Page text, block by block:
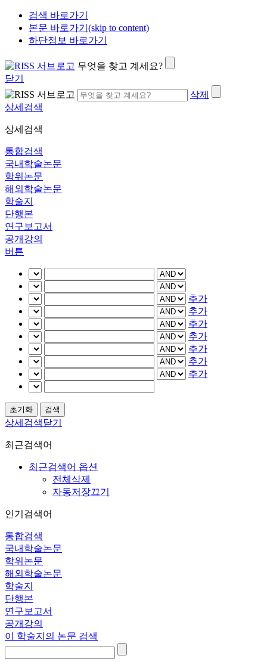
검색 바로가기
본문 바로가기(skip to content)
하단정보 바로가기
무엇을 찾고 계세요?
닫기
삭제
상세검색
상세검색
통합검색
국내학술논문
학위논문
해외학술논문
학술지
단행본
연구보고서
공개강의
버튼
추가
추가
추가
추가
추가
추가
추가
상세검색닫기
최근검색어
최근검색어 옵션
전체삭제
자동저장끄기
인기검색어
통합검색
국내학술논문
학위논문
해외학술논문
학술지
단행본
연구보고서
공개강의
이 학술지의 논문 검색